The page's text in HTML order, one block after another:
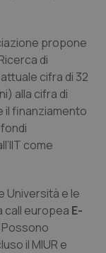
propone
di
cifra di 32
alla cifra di
il finanziamento
come
Università e le
call europea E-
Possono
il MIUR e